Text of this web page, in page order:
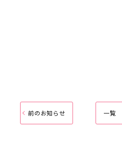
前のお知らせ 一覧